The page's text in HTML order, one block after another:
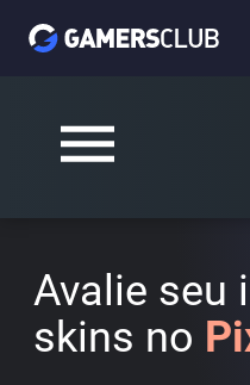
Avalie seu
skins no